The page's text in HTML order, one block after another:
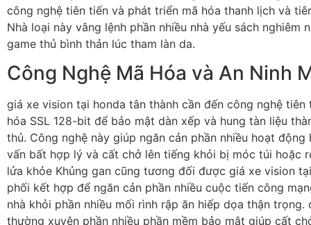
công nghệ tiên tiến và phát triển mã hóa thanh lịch và
Nhà loại này vâng lệnh phần nhiều nhà yếu sách nghiêm
game thủ bình thản lúc tham làn da.
Công Nghệ Mã Hóa và An Ninh
giá xe vision tại honda tân thành cần đến công nghệ
hóa SSL 128-bit để bảo mật dàn xếp và hung tàn liệu
thủ. Công nghệ này giúp ngăn cản phần nhiều hoạt
vấn bất hợp lý và cất chở lên tiếng khỏi bị móc túi hoặc
lửa khỏe Khủng gan cũng tương đối được giá xe vision
phối kết hợp để ngăn cản phần nhiều cuộc tiến công
nhà khỏi phần nhiều mối rình rập ăn hiếp dọa thận trọng.
thường xuyên phần nhiều phần mềm bảo mật giúp cất